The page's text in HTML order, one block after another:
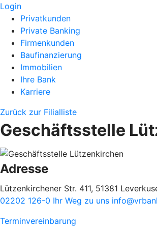
Login
Privatkunden
Private Banking
Firmenkunden
Baufinanzierung
Immobilien
Ihre Bank
Karriere
Zurück zur Filialliste
Geschäftsstelle
Adresse
Lützenkirchener Str. 411, 51381
02202 126-0 Ihr Weg zu uns
Terminvereinbarung